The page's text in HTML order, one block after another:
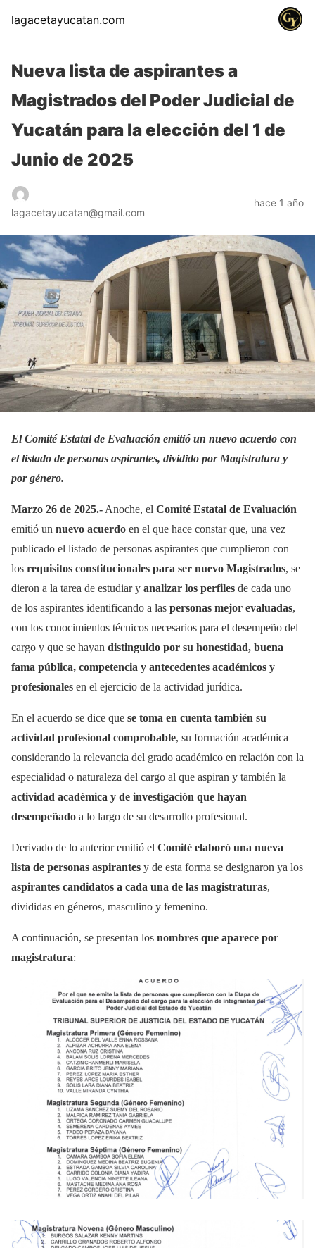
lagacetayucatan.com
Nueva lista de aspirantes a
Magistrados del Poder Judicial de
Yucatán para la elección del 1 de
Junio de 2025
lagacetayucatan@gmail.com
hace 1 año
El Comité Estatal de Evaluación emitió un nuevo acuerdo con
el listado de personas aspirantes, dividido por Magistratura y
por género.
Marzo 26 de 2025.- Anoche, el Comité Estatal de Evaluación
emitió un nuevo acuerdo en el que hace constar que, una vez
publicado el listado de personas aspirantes que cumplieron con
los requisitos constitucionales para ser nuevo Magistrados, se
dieron a la tarea de estudiar y analizar los perfiles de cada uno
de los aspirantes identificando a las personas mejor evaluadas,
con los conocimientos técnicos necesarios para el desempeño del
cargo y que se hayan distinguido por su honestidad, buena
fama pública, competencia y antecedentes académicos y
profesionales en el ejercicio de la actividad jurídica.
En el acuerdo se dice que se toma en cuenta también su
actividad profesional comprobable, su formación académica
considerando la relevancia del grado académico en relación con la
especialidad o naturaleza del cargo al que aspiran y también la
actividad académica y de investigación que hayan
desempeñado a lo largo de su desarrollo profesional.
Derivado de lo anterior emitió el Comité elaboró una nueva
lista de personas aspirantes y de esta forma se designaron ya los
aspirantes candidatos a cada una de las magistraturas,
divididas en géneros, masculino y femenino.
A continuación, se presentan los nombres que aparece por
magistratura: